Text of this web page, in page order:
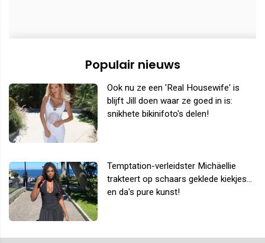
Populair nieuws
Ook nu ze een 'Real Housewife' is
blijft Jill doen waar ze goed in is:
snikhete bikinifoto's delen!
Temptation-verleidster Michäellie
trakteert op schaars geklede kiekjes...
en da's pure kunst!